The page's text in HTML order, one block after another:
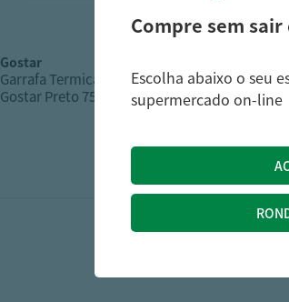
gostar
Garrafa Termica Sanremo
Gostar Preto 750ML
Garrafa
Sanremo
Compre sem sair
Escolha abaixo o seu
supermercado on-line